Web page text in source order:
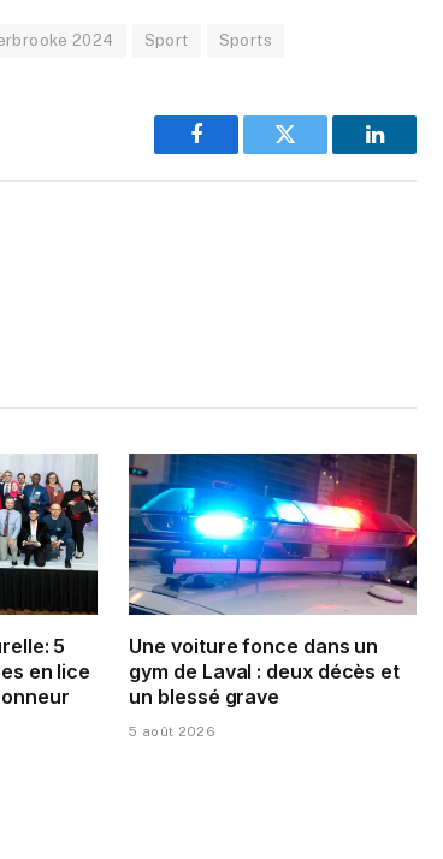
2024 Sport Sports
Facebook Twitter LinkedIn
5
en lice
Une voiture fonce dans un
gym de Laval : deux décès et
un blessé grave
5 août 2026